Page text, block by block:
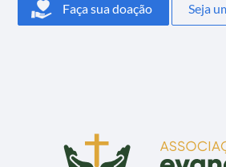
Faça sua doação Seja